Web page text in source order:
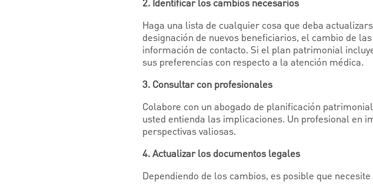
2. Identificar los cambios necesarios
Haga una lista de cualquier cosa que deba
designación de nuevos beneficiarios, el cambio de
información de contacto. Si el plan patrimonial
sus preferencias con respecto a la atención médica.
3. Consultar con profesionales
Colabore con un abogado de planificación
usted entienda las implicaciones. Un profesional en
perspectivas valiosas.
4. Actualizar los documentos legales
Dependiendo de los cambios, es posible que